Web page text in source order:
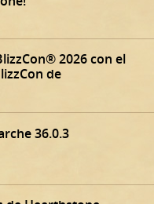
2026 con el
de
36.0.3